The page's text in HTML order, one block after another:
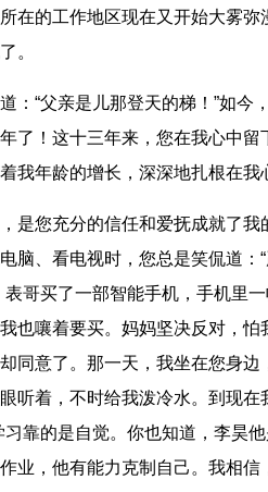
的工作地区现在又开始大雾弥
。
“父亲是儿那登天的梯！”如今
了！这十三年来，您在我心中留
我年龄的增长，深深地扎根在
您充分的信任和爱抚成就了我
脑、看电视时，您总是笑侃道：
哥买了一部智能手机，手机里
也嚷着要买。妈妈坚决反对，怕
同意了。那一天，我坐在您身
听着，不时给我泼冷水。到现
习靠的是自觉。你也知道，李昊
业，他有能力克制自己。我相